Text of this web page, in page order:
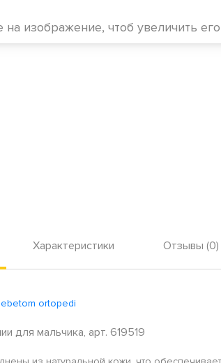
на изображение, чтоб увеличить его
Характеристики Отзывы (0)
ortopedi
для мальчика, арт. 619519